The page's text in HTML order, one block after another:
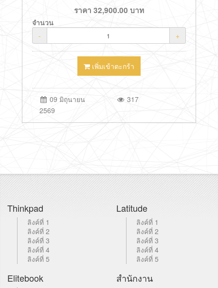
ราคา 32,900.00 บาท
จำนวน
-
+
เพิ่มเข้าตะกร้า
09 มิถุนายน
2569
317
Thinkpad
ลิงค์ที่ 1
ลิงค์ที่ 2
ลิงค์ที่ 3
ลิงค์ที่ 4
ลิงค์ที่ 5
Latitude
ลิงค์ที่ 1
ลิงค์ที่ 2
ลิงค์ที่ 3
ลิงค์ที่ 4
ลิงค์ที่ 5
Elitebook สำนักงาน